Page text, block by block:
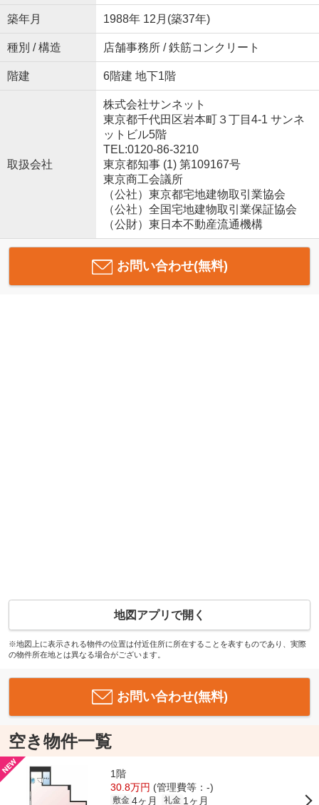
築年月 1988年 12月(築37年)
種別 / 構造 店舗事務所 / 鉄筋コンクリート
階建 6階建 地下1階
取扱会社
株式会社サンネット
東京都千代田区岩本町３丁目4-1 サンネ
ットビル5階
TEL:0120-86-3210
東京都知事 (1) 第109167号
東京商工会議所
（公社）東京都宅地建物取引業協会
（公社）全国宅地建物取引業保証協会
（公財）東日本不動産流通機構
お問い合わせ(無料)
地図アプリで開く
※地図上に表示される物件の位置は付近住所に所在することを表すものであり、実際
の物件所在地とは異なる場合がございます。
お問い合わせ(無料)
空き物件一覧
1階
30.8万円 (管理費等：-)
敷金 4ヶ月 礼金 1ヶ月